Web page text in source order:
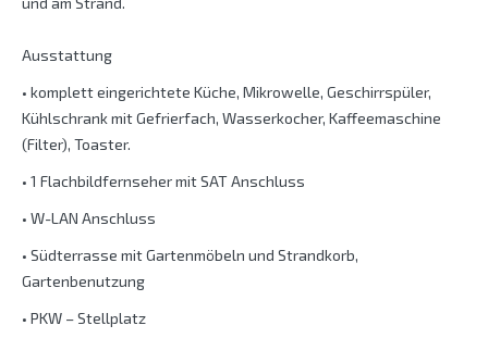
Ausstattung
• komplett eingerichtete Küche, Mikrowelle, Geschirrspüler,
Kühlschrank mit Gefrierfach, Wasserkocher, Kaffeemaschine
(Filter), Toaster.
• 1 Flachbildfernseher mit SAT Anschluss
• W-LAN Anschluss
• Südterrasse mit Gartenmöbeln und Strandkorb,
Gartenbenutzung
• PKW – Stellplatz